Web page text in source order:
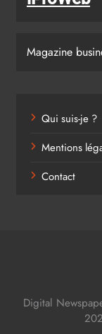
Magazine
Qui suis-je ?
Mentions
Contact
Digital